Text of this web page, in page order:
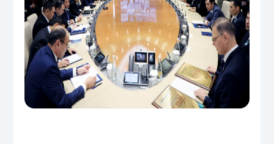
Офисы и банкоматы
Согласие на обработку персональных данных
Следите за нами в соцсетях
Контакт-центр
+998 78 148-00-10